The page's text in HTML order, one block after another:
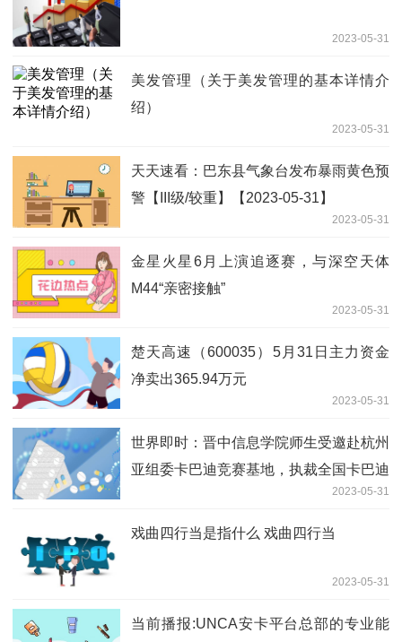
2023-05-31
美发管理（关于美发管理的基本详情介
绍）
2023-05-31
天天速看：巴东县气象台发布暴雨黄色预
警【III级/较重】【2023-05-31】
2023-05-31
金星火星6月上演追逐赛，与深空天体
M44“亲密接触”
2023-05-31
楚天高速（600035）5月31日主力资金
净卖出365.94万元
2023-05-31
世界即时：晋中信息学院师生受邀赴杭州
亚组委卡巴迪竞赛基地，执裁全国卡巴迪
2023-05-31
戏曲四行当是指什么 戏曲四行当
2023-05-31
当前播报:UNCA安卡平台总部的专业能